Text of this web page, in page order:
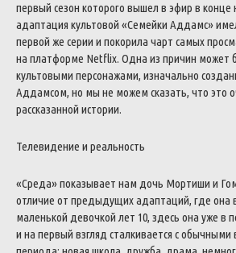
первый сезон которого вышел в эфир в конце
адаптация культовой «Семейки Аддамс»
первой же серии и покорила чарт самых
на платформе Netflix. Одна из причин может
культовыми персонажами, изначально
Аддамсом, но мы не можем сказать, что это
рассказанной истории.
Телевидение и реальность
«Среда» показывает нам дочь Мортиши и
отличие от предыдущих адаптаций, где она
маленькой девочкой лет 10, здесь она уже в
и на первый взгляд сталкивается с